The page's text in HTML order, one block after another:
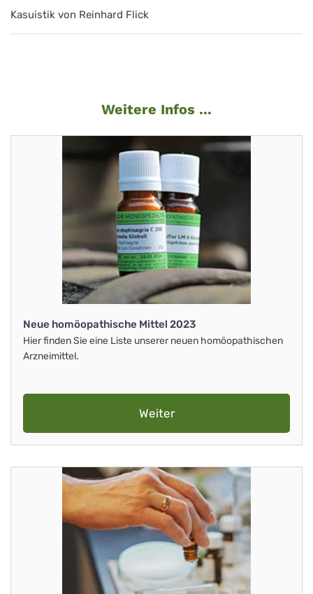
Kasuistik von Reinhard Flick
Weitere Infos ...
Neue homöopathische Mittel 2023
Hier finden Sie eine Liste unserer neuen homöopathischen
Arzneimittel.
Weiter